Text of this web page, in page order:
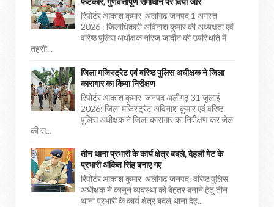
रिपोर्टर आकाश कुमार अलीगढ़ जनपद 1 अगस्त
2026 : जिलाधिकारी अविनाश कुमार की अध्यक्षता एवं
वरिष्ठ पुलिस अधीक्षक नीरज जादौन की उपस्थिति में
तहसी...
जिला मजिस्ट्रेट एवं वरिष्ठ पुलिस अधीक्षक ने जिला
कारागार का किया निरीक्षण
रिपोर्टर आकाश कुमार जनपद अलीगढ़ 31 जुलाई
2026: जिला मजिस्ट्रेट अविनाश कुमार एवं वरिष्ठ
पुलिस अधीक्षक ने जिला कारागार का निरीक्षण कर जेल
की स...
तीन थाना प्रभारी के कार्य क्षेत्र बदले, देहली गेट के
प्रभारी अंकित सिंह बनाए गए
रिपोर्टर आकाश कुमार अलीगढ़ जनपद: वरिष्ठ पुलिस
अधीक्षक ने कानून व्यवस्था को बेहतर बनाने हेतु तीन
थाना प्रभारी के कार्य क्षेत्र बदले,थाना देह...